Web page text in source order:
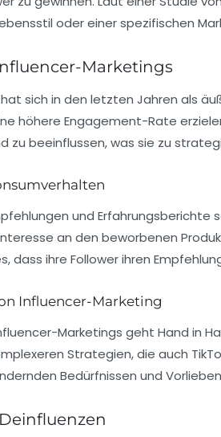
oder einer spezifischen
Marketings
hat sich in den letzten Jahren als
höhere Engagement-Rate
zu beeinflussen, was sie zu
und Erfahrungsberichte
an den beworbenen
dass ihre Follower ihren
Influencer-Marketing
Marketings geht Hand in
Strategien, die auch
Bedürfnissen und